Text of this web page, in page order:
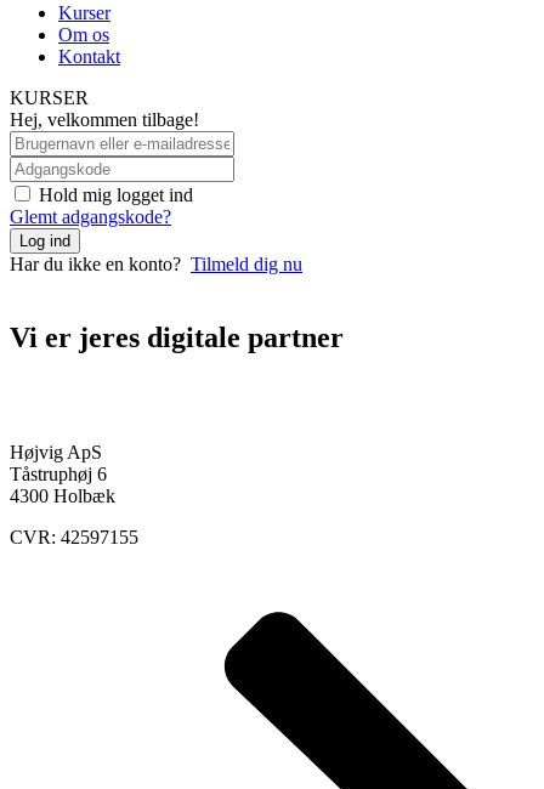
Kurser
Om os
Kontakt
KURSER
Hej, velkommen tilbage!
Hold mig logget ind
Glemt adgangskode?
Log ind
Har du ikke en konto? Tilmeld dig nu
Vi er jeres digitale partner
Højvig ApS
Tåstruphøj 6
4300 Holbæk
CVR: 42597155